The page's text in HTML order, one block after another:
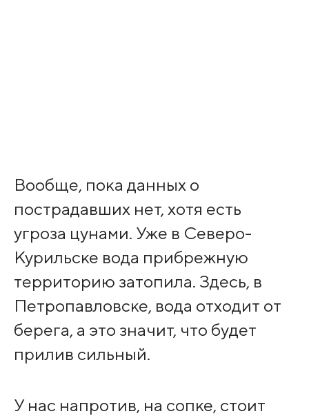
Вообще, пока данных о
пострадавших нет, хотя есть
угроза цунами. Уже в Северо-
Курильске вода прибрежную
территорию затопила. Здесь, в
Петропавловске, вода отходит от
берега, а это значит, что будет
прилив сильный.
У нас напротив, на сопке, стоит